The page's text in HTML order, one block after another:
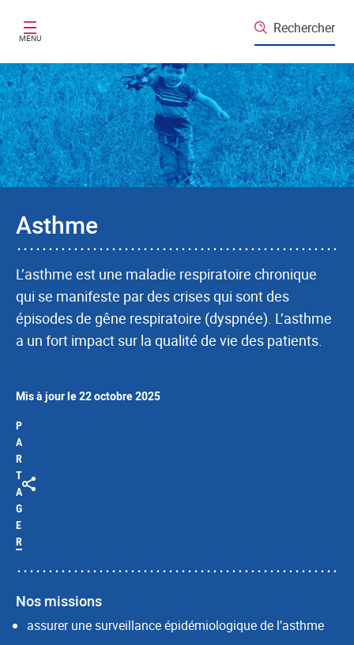
MENU
Rechercher
Asthme
L’asthme est une maladie respiratoire chronique
qui se manifeste par des crises qui sont des
épisodes de gêne respiratoire (dyspnée). L’asthme
a un fort impact sur la qualité de vie des patients.
Mis à jour le 22 octobre 2025
P
A
R
T
A
G
E
R
Nos missions
assurer une surveillance épidémiologique de l’asthme